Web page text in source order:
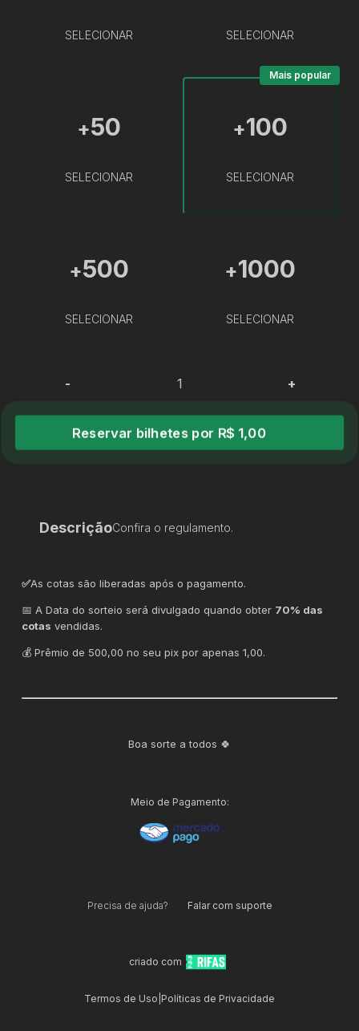
SELECIONAR SELECIONAR
+50
SELECIONAR
+100
SELECIONAR
Mais popular
+500
SELECIONAR
+1000
SELECIONAR
- +
Reservar bilhetes por R$ 1,00
DescriçãoConfira o regulamento.
✅As cotas são liberadas após o pagamento.
📅 A Data do sorteio será divulgado quando obter 70% das
cotas vendidas.
💰 Prêmio de 500,00 no seu pix por apenas 1,00.
Boa sorte a todos 🍀
Meio de Pagamento:
Precisa de ajuda? Falar com suporte
criado com
Termos de Uso Políticas de Privacidade